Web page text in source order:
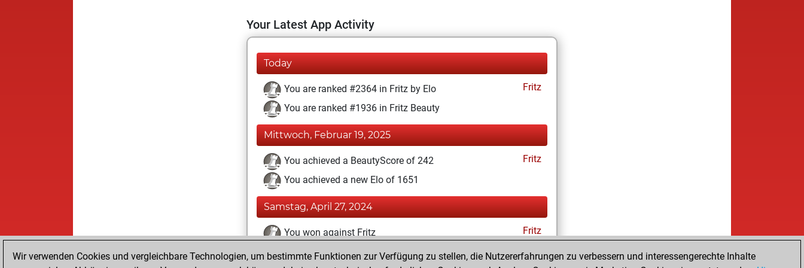
Your Latest App Activity
Today
You are ranked #2364 in Fritz by Elo
Fritz
You are ranked #1936 in Fritz Beauty
Mittwoch, Februar 19, 2025
You achieved a BeautyScore of 242
Fritz
You achieved a new Elo of 1651
Samstag, April 27, 2024
You won against Fritz Fritz
Samstag, April 13, 2024
Wir verwenden Cookies und vergleichbare Technologien, um bestimmte Funktionen zur Verfügung zu stellen, die Nutzererfahrungen zu verbessern und interessengerechte Inhalte